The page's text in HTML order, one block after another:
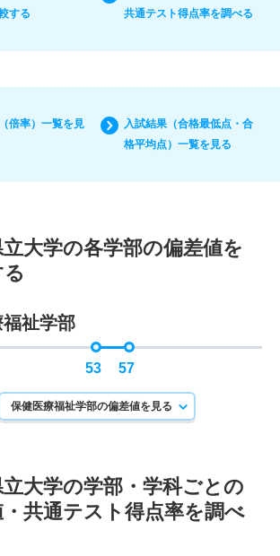
する
共通テスト得点率を調べる
倍率）一覧を見
入試結果（合格最低点・合
格平均点）一覧を見る
大学の各学部の偏差値を
祉学部
53 57
保健医療福祉学部の偏差値を見る
大学の学部・学科ごとの
共通テスト得点率を調べ